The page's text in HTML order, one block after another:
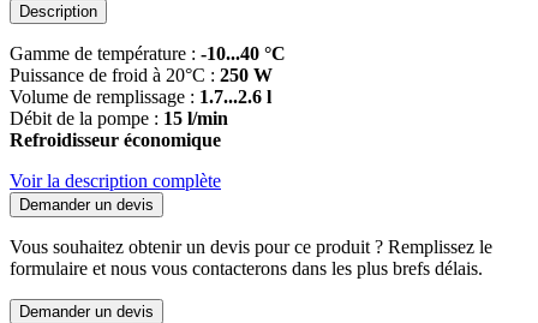
Description
Gamme de température : -10...40 °C
Puissance de froid à 20°C : 250 W
Volume de remplissage : 1.7...2.6 l
Débit de la pompe : 15 l/min
Refroidisseur économique
Voir la description complète
Demander un devis
Vous souhaitez obtenir un devis pour ce produit ? Remplissez le
formulaire et nous vous contacterons dans les plus brefs délais.
Demander un devis